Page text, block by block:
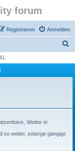
forum
Anmelden
Registrieren
h
Wetter in
so weiter, solange gängige